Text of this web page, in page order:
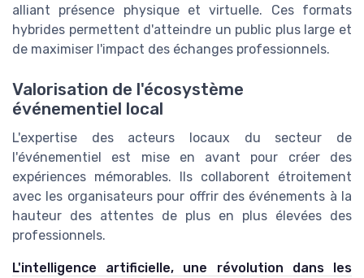
alliant présence physique et virtuelle. Ces formats
hybrides permettent d'atteindre un public plus large et
de maximiser l'impact des échanges professionnels.
Valorisation de l'écosystème
événementiel local
L'expertise des acteurs locaux du secteur de
l'événementiel est mise en avant pour créer des
expériences mémorables. Ils collaborent étroitement
avec les organisateurs pour offrir des événements à la
hauteur des attentes de plus en plus élevées des
professionnels.
L'intelligence artificielle, une révolution dans les